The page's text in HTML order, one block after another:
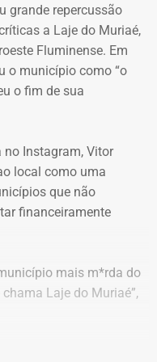
medidas
Borges acompanhou
tratam de fatos de
municipal
submetidos
em um Estado
havia demonstração
nem risco
de que teria havido
provas. Segundo o
ou evidências
Ele
o sigilo das
Carracena, na
de Carracena, o
de outros
O ministro defendeu
militar Flávio
continue detido em
ministros Flávio
grande repercussão
a Laje do Muriaé,
Fluminense. Em
o município como “o
o fim de sua
Instagram, Vitor
local como uma
que não
financeiramente
mais m*rda do
Laje do Muriaé”,